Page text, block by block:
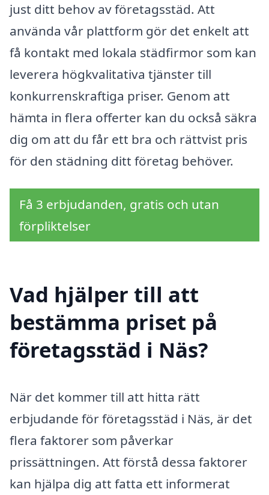
just ditt behov av företagsstäd. Att
använda vår plattform gör det enkelt att
få kontakt med lokala städfirmor som kan
leverera högkvalitativa tjänster till
konkurrenskraftiga priser. Genom att
hämta in flera offerter kan du också säkra
dig om att du får ett bra och rättvist pris
för den städning ditt företag behöver.
Få 3 erbjudanden, gratis och utan
förpliktelser
Vad hjälper till att
bestämma priset på
företagsstäd i Näs?
När det kommer till att hitta rätt
erbjudande för företagsstäd i Näs, är det
flera faktorer som påverkar
prissättningen. Att förstå dessa faktorer
kan hjälpa dig att fatta ett informerat